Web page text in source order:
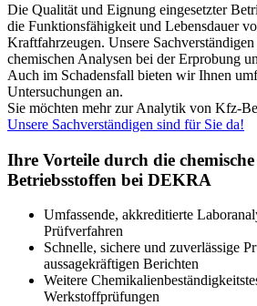
Die Qualität und Eignung eingesetzter
die Funktionsfähigkeit und Lebensdauer
Kraftfahrzeugen. Unsere
chemischen Analysen bei der Erprobung
Auch im Schadensfall bieten wir Ihnen
Untersuchungen an.
Sie möchten mehr zur Analytik von Kfz-
Unsere Sachverständigen sind für Sie da!
Ihre Vorteile durch die
Betriebsstoffen bei DEKRA
Umfassende, akkreditierte
Prüfverfahren
Schnelle, sichere und zuverlässige
aussagekräftigen Berichten
Weitere
Werkstoffprüfungen